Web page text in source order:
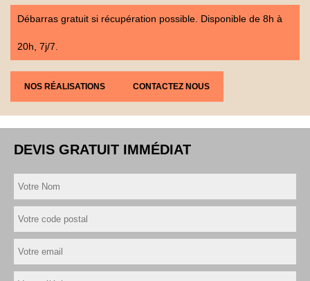
Débarras gratuit si récupération possible. Disponible de 8h à
20h, 7j/7.
NOS RÉALISATIONS CONTACTEZ NOUS
DEVIS GRATUIT IMMÉDIAT